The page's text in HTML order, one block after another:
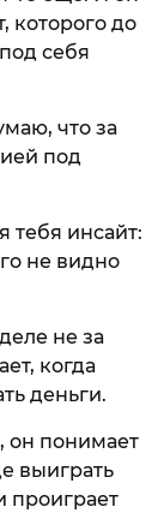
которого до
себя
что за
под
инсайт:
не видно
не за
когда
деньги.
он понимает
выиграть
проиграет